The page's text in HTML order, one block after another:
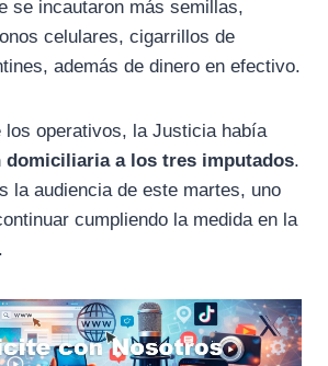
se incautaron más semillas,
celulares, cigarrillos de
además de dinero en efectivo.
los operativos, la Justicia había
domiciliaria a los tres imputados.
la audiencia de este martes, uno
cumpliendo la medida en la